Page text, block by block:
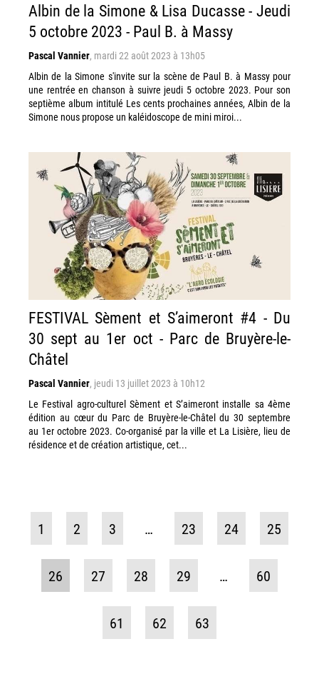
Albin de la Simone & Lisa Ducasse - Jeudi
5 octobre 2023 - Paul B. à Massy
Pascal Vannier, mardi 22 août 2023 à 13h05
Albin de la Simone s'invite sur la scène de Paul B. à Massy pour
une rentrée en chanson à suivre jeudi 5 octobre 2023. Pour son
septième album intitulé Les cents prochaines années, Albin de la
Simone nous propose un kaléidoscope de mini miroi...
FESTIVAL Sèment et S’aimeront #4 - Du
30 sept au 1er oct - Parc de Bruyère-le-
Châtel
Pascal Vannier, jeudi 13 juillet 2023 à 10h12
Le Festival agro-culturel Sèment et S’aimeront installe sa 4ème
édition au cœur du Parc de Bruyère-le-Châtel du 30 septembre
au 1er octobre 2023. Co-organisé par la ville et La Lisière, lieu de
résidence et de création artistique, cet...
1 2 3 … 23 24 25
26 27 28 29 … 60
61 62 63